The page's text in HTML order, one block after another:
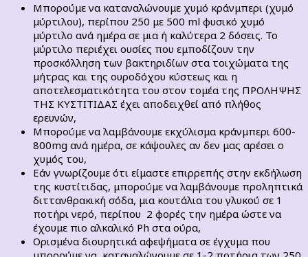
Μπορούμε να καταναλώνουμε χυμό κράνμπερι (χυμό
μύρτιλου), περίπου 250 με 500 ml φυσικό χυμό
μύρτιλο ανά ημέρα σε μια ή καλύτερα 2 δόσεις. Το
μύρτιλο περιέχει ουσίες που εμποδίζουν την
προσκόλληση των βακτηριδίων στα τοιχώματα της
μήτρας και της ουροδόχου κύστεως και η
αποτελεσματικότητα του στον τομέα της ΠΡΟΛΗΨΗΣ
ΤΗΣ ΚΥΣΤΙΤΙΔΑΣ έχει αποδειχθεί από πλήθος
ερευνών,
Μπορούμε να λαμβάνουμε εκχύλισμα κράνμπερι 600-
800mg ανά ημέρα, σε κάψουλες αν δεν μας αρέσει ο
χυμός του,
Εάν γνωρίζουμε ότι είμαστε επιρρεπής στην εκδήλωση
της κυστίτιδας, μπορούμε να λαμβάνουμε προληπτικά
διττανθρακική σόδα, μια κουτάλια του γλυκού σε 1
ποτήρι νερό, περίπου 2 φορές την ημέρα ώστε να
έχουμε πιο αλκαλικό Ph στα ούρα,
Ορισμένα διουρητικά αφεψήματα σε έγχυμα που